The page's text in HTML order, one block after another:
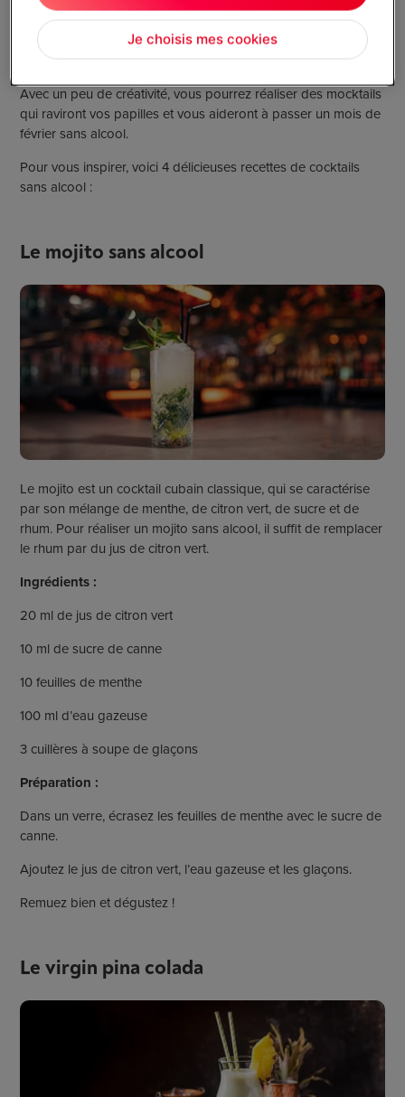
sont même capable de faire de la glace pilée.
Avec un peu de créativité, vous pourrez réaliser des mocktails
qui raviront vos papilles et vous aideront à passer un mois de
février sans alcool.
Pour vous inspirer, voici 4 délicieuses recettes de cocktails
sans alcool :
Le mojito sans alcool
Le mojito est un cocktail cubain classique, qui se caractérise
par son mélange de menthe, de citron vert, de sucre et de
rhum. Pour réaliser un mojito sans alcool, il suffit de remplacer
le rhum par du jus de citron vert.
Ingrédients :
20 ml de jus de citron vert
10 ml de sucre de canne
10 feuilles de menthe
100 ml d’eau gazeuse
3 cuillères à soupe de glaçons
Préparation :
Dans un verre, écrasez les feuilles de menthe avec le sucre de
canne.
Ajoutez le jus de citron vert, l’eau gazeuse et les glaçons.
Remuez bien et dégustez !
Le virgin pina colada
Je choisis mes cookies